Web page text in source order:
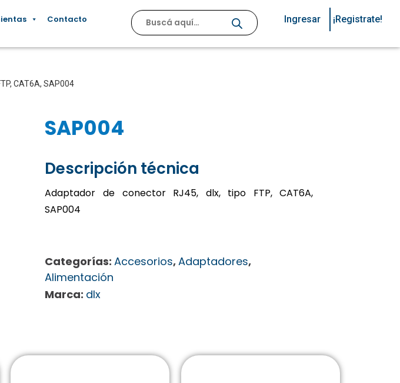
Contacto Ingresar ¡Registrate!
CAT6A, SAP004
SAP004
Descripción técnica
Adaptador de conector RJ45, dlx, tipo FTP, CAT6A,
SAP004
Categorías: Accesorios,Adaptadores,
Alimentación
Marca: dlx